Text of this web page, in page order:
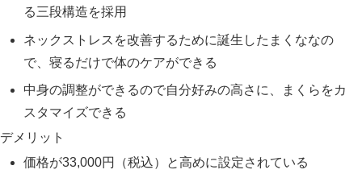
る三段構造を採用
ネックストレスを改善するために誕生したまくななの
で、寝るだけで体のケアができる
中身の調整ができるので自分好みの高さに、まくらをカ
スタマイズできる
デメリット
価格が33,000円（税込）と高めに設定されている